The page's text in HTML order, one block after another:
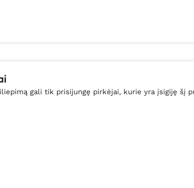
gali tik prisijungę pirkėjai, kurie yra įsigiję šį